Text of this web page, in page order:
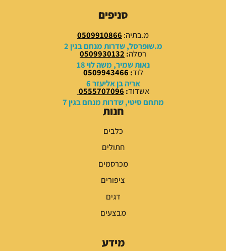
סניפים
מ.בתיה: 0509910866
מ.שופרסל, שדרות מנחם בגין 2
רמלה:
0509930132
נאות שמיר, משה לוי 18
לוד:
0509943466
אריה בן אליעזר 6
אשדוד:
0555707096
מתחם סיטי, שדרות מנחם בגין 7
חנות
כלבים
חתולים
מכרסמים
ציפורים
דגים
מבצעים
מידע